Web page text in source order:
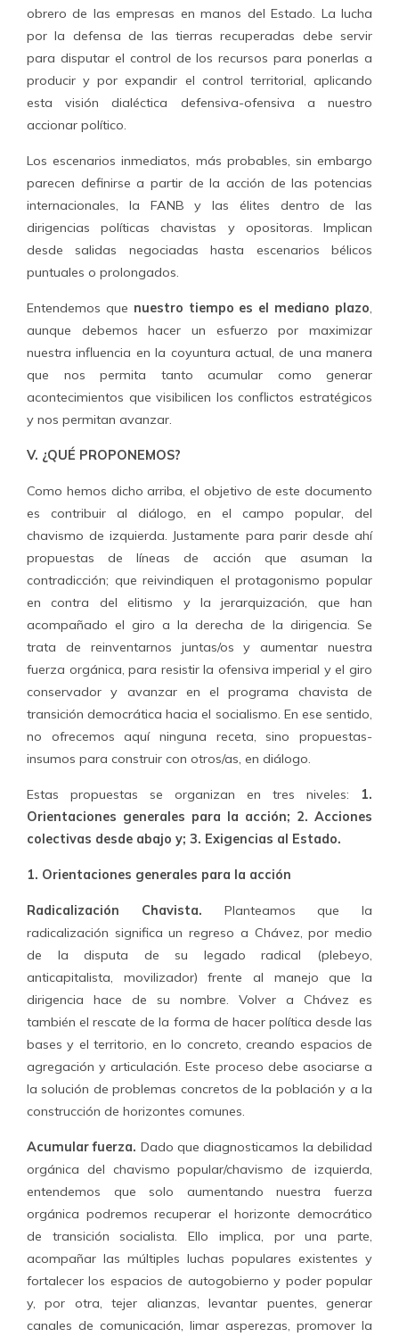
obrero de las empresas en manos del Estado. La lucha
por la defensa de las tierras recuperadas debe servir
para disputar el control de los recursos para ponerlas a
producir y por expandir el control territorial, aplicando
esta visión dialéctica defensiva-ofensiva a nuestro
accionar político.
Los escenarios inmediatos, más probables, sin embargo
parecen definirse a partir de la acción de las potencias
internacionales, la FANB y las élites dentro de las
dirigencias políticas chavistas y opositoras. Implican
desde salidas negociadas hasta escenarios bélicos
puntuales o prolongados.
Entendemos que nuestro tiempo es el mediano plazo,
aunque debemos hacer un esfuerzo por maximizar
nuestra influencia en la coyuntura actual, de una manera
que nos permita tanto acumular como generar
acontecimientos que visibilicen los conflictos estratégicos
y nos permitan avanzar.
V. ¿QUÉ PROPONEMOS?
Como hemos dicho arriba, el objetivo de este documento
es contribuir al diálogo, en el campo popular, del
chavismo de izquierda. Justamente para parir desde ahí
propuestas de líneas de acción que asuman la
contradicción; que reivindiquen el protagonismo popular
en contra del elitismo y la jerarquización, que han
acompañado el giro a la derecha de la dirigencia. Se
trata de reinventarnos juntas/os y aumentar nuestra
fuerza orgánica, para resistir la ofensiva imperial y el giro
conservador y avanzar en el programa chavista de
transición democrática hacia el socialismo. En ese sentido,
no ofrecemos aquí ninguna receta, sino propuestas-
insumos para construir con otros/as, en diálogo.
Estas propuestas se organizan en tres niveles:
1.
Orientaciones generales para la acción; 2. Acciones
colectivas desde abajo y; 3. Exigencias al Estado.
1. Orientaciones generales para la acción
Radicalización Chavista. Planteamos que la
radicalización significa un regreso a Chávez, por medio
de la disputa de su legado radical (plebeyo,
anticapitalista, movilizador) frente al manejo que la
dirigencia hace de su nombre. Volver a Chávez es
también el rescate de la forma de hacer política desde las
bases y el territorio, en lo concreto, creando espacios de
agregación y articulación. Este proceso debe asociarse a
la solución de problemas concretos de la población y a la
construcción de horizontes comunes.
Acumular fuerza. Dado que diagnosticamos la debilidad
orgánica del chavismo popular/chavismo de izquierda,
entendemos que solo aumentando nuestra fuerza
orgánica podremos recuperar el horizonte democrático
de transición socialista. Ello implica, por una parte,
acompañar las múltiples luchas populares existentes y
fortalecer los espacios de autogobierno y poder popular
y, por otra, tejer alianzas, levantar puentes, generar
canales de comunicación, limar asperezas, promover la